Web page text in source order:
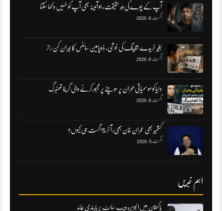
آپ کے چہرے کی وہ حقیقت، جو آئینہ بھی آپ کو نہیں دکھا سکتا
اگست 6, 2026
بغیر خریدے شاپنگ کی خوشی، ڈوپامین سائٹس کا حیران کن راز
اگست 6, 2026
دنیا کو موسمیاتی بحران پر سوچنے پر مجبورکرنے والی گریٹا تھنبرگ
اگست 6, 2026
کشمیر بھی عمران خان بھی:آ خر 5 اگست ہی کیوں؟
اگست 5, 2026
اہم خبریں
پاکستان میں‌الجزیرہ ویب سائٹ پر پابندی عائد